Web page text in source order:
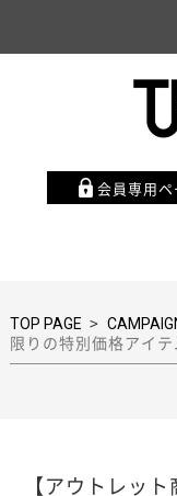
会員専用ペ
TOP PAGE >
限りの特別価格アイ
【アウトレッ